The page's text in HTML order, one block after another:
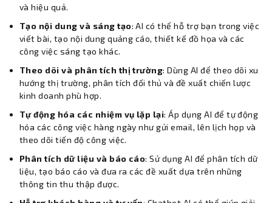
và hiệu quả.
Tạo nội dung và sáng tạo: AI có thể hỗ trợ bạn trong việc
viết bài, tạo nội dung quảng cáo, thiết kế đồ họa và các
công việc sáng tạo khác.
Theo dõi và phân tích thị trường: Dùng AI để theo dõi xu
hướng thị trường, phân tích đối thủ và đề xuất chiến lược
kinh doanh phù hợp.
Tự động hóa các nhiệm vụ lặp lại: Áp dụng AI để tự động
hóa các công việc hàng ngày như gửi email, lên lịch họp và
theo dõi tiến độ công việc.
Phân tích dữ liệu và báo cáo: Sử dụng AI để phân tích dữ
liệu, tạo báo cáo và đưa ra các đề xuất dựa trên những
thông tin thu thập được.